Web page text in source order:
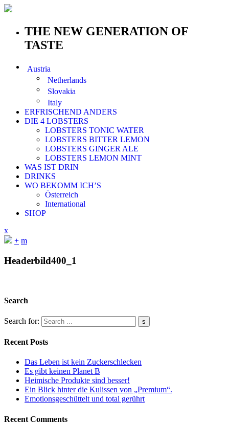
THE NEW GENERATION OF
TASTE
Austria
Netherlands
Slovakia
Italy
ERFRISCHEND ANDERS
DIE 4 LOBSTERS
LOBSTERS TONIC WATER
LOBSTERS BITTER LEMON
LOBSTERS GINGER ALE
LOBSTERS LEMON MINT
WAS IST DRIN
DRINKS
WO BEKOMM ICH’S
Österreich
International
SHOP
x
+ m
Headerbild400_1
Search
Search for:
Recent Posts
Das Leben ist kein Zuckerschlecken
Es gibt keinen Planet B
Heimische Produkte sind besser!
Ein Blick hinter die Kulissen von „Premium“.
Emotionsgeschüttelt und total gerührt
Recent Comments